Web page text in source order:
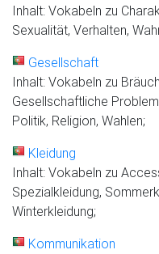
Inhalt: Vokabeln zu
Sexualität, Verhalten,
Gesellschaft
Inhalt: Vokabeln zu
Gesellschaftliche
Politik, Religion, Wahlen;
Kleidung
Inhalt: Vokabeln zu
Spezialkleidung,
Winterkleidung;
Kommunikation